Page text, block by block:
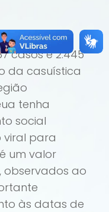
dia 18 de
casos e 2.445
da casuística
tenha
social
viral para
um valor
observados ao
às datas de